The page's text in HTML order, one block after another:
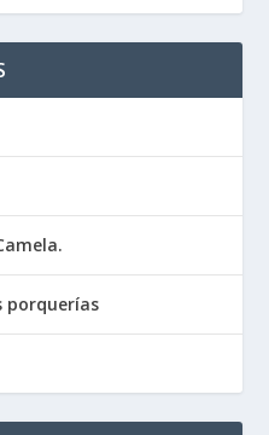
porquerías